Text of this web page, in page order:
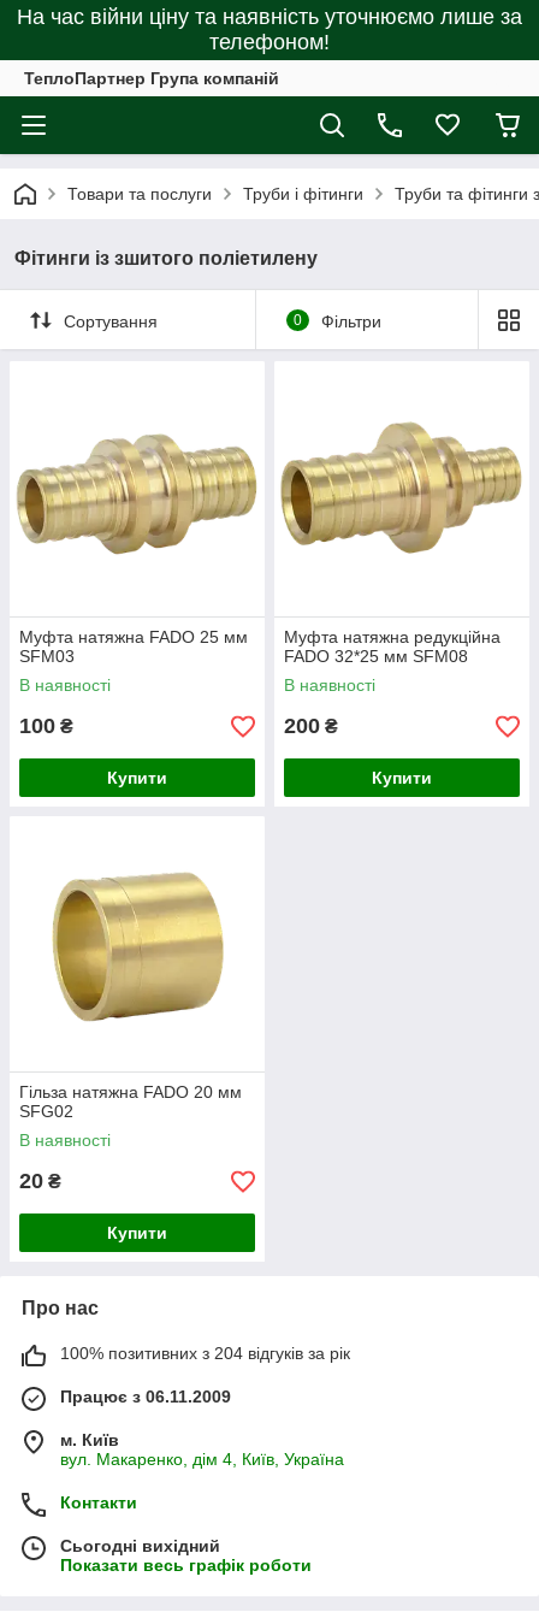
На час війни ціну та наявність уточнюємо лише за
телефоном!
ТеплоПартнер Група компаній
Товари та послуги Труби і фітинги Труби та фітинги
Фітинги із зшитого поліетилену
Сортування 0 Фільтри
Муфта натяжна FADO 25 мм
SFM03
В наявності
100 ₴
Купити
Муфта натяжна редукційна
FADO 32*25 мм SFM08
В наявності
200 ₴
Купити
Гільза натяжна FADO 20 мм
SFG02
В наявності
20 ₴
Купити
Про нас
100% позитивних з 204 відгуків за рік
Працює з 06.11.2009
м. Київ
вул. Макаренко, дім 4, Київ, Україна
Контакти
Сьогодні вихідний
Показати весь графік роботи